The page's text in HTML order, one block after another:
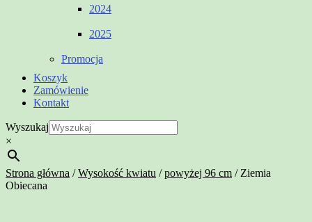
2024
2025
Promocja
Koszyk
Zamówienie
Kontakt
Wyszukaj
×
Strona główna /Wysokość kwiatu /powyżej 96 cm / Ziemia
Obiecana